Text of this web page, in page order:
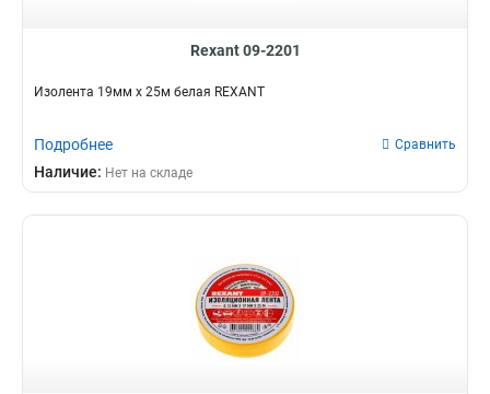
Rexant 09-2201
Изолента 19мм х 25м белая REXANT
Подробнее Сравнить
Наличие: Нет на складе